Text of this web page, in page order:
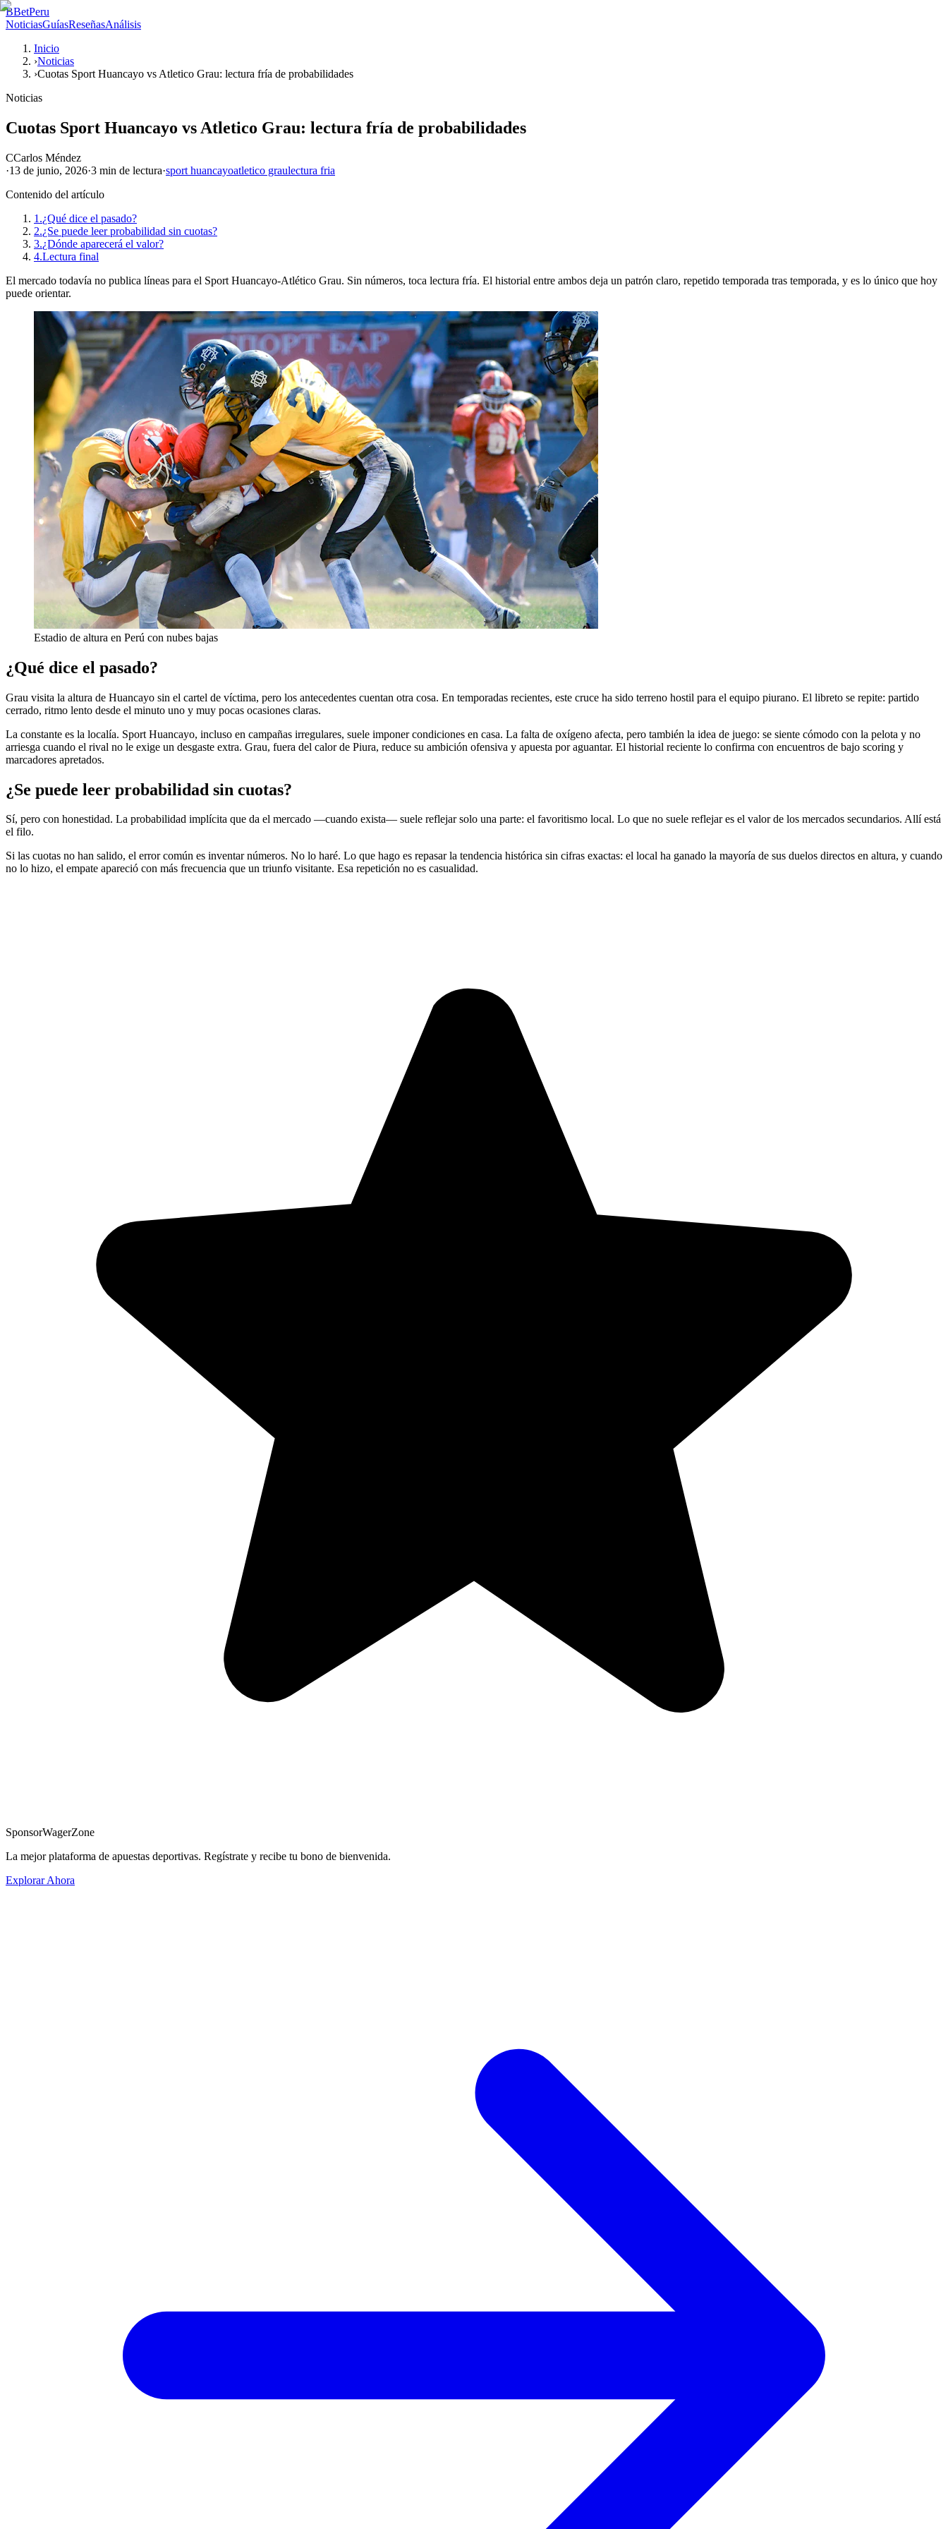
BBetPeru
NoticiasGuíasReseñasAnálisis
Inicio
›Noticias
›Cuotas Sport Huancayo vs Atletico Grau: lectura fría de probabilidades
Noticias
Cuotas Sport Huancayo vs Atletico Grau: lectura fría de probabilidades
CCarlos Méndez
·13 de junio, 2026·3 min de lectura·sport huancayoatletico graulectura fria
Contenido del artículo
1.¿Qué dice el pasado?
2.¿Se puede leer probabilidad sin cuotas?
3.¿Dónde aparecerá el valor?
4.Lectura final
El mercado todavía no publica líneas para el Sport Huancayo-Atlético Grau. Sin números, toca lectura fría. El historial entre ambos deja un patrón claro, repetido temporada tras temporada, y es lo único que hoy
puede orientar.
Estadio de altura en Perú con nubes bajas
¿Qué dice el pasado?
Grau visita la altura de Huancayo sin el cartel de víctima, pero los antecedentes cuentan otra cosa. En temporadas recientes, este cruce ha sido terreno hostil para el equipo piurano. El libreto se repite: partido
cerrado, ritmo lento desde el minuto uno y muy pocas ocasiones claras.
La constante es la localía. Sport Huancayo, incluso en campañas irregulares, suele imponer condiciones en casa. La falta de oxígeno afecta, pero también la idea de juego: se siente cómodo con la pelota y no
arriesga cuando el rival no le exige un desgaste extra. Grau, fuera del calor de Piura, reduce su ambición ofensiva y apuesta por aguantar. El historial reciente lo confirma con encuentros de bajo scoring y
marcadores apretados.
¿Se puede leer probabilidad sin cuotas?
Sí, pero con honestidad. La probabilidad implícita que da el mercado —cuando exista— suele reflejar solo una parte: el favoritismo local. Lo que no suele reflejar es el valor de los mercados secundarios. Allí está
el filo.
Si las cuotas no han salido, el error común es inventar números. No lo haré. Lo que hago es repasar la tendencia histórica sin cifras exactas: el local ha ganado la mayoría de sus duelos directos en altura, y cuando
no lo hizo, el empate apareció con más frecuencia que un triunfo visitante. Esa repetición no es casualidad.
SponsorWagerZone
La mejor plataforma de apuestas deportivas. Regístrate y recibe tu bono de bienvenida.
Explorar Ahora